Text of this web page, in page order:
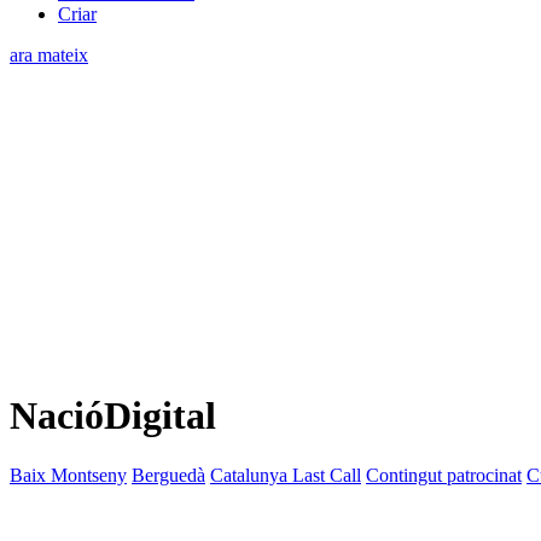
Criar
ara mateix
NacióDigital
Baix Montseny Berguedà Catalunya Last Call Contingut patrocinat